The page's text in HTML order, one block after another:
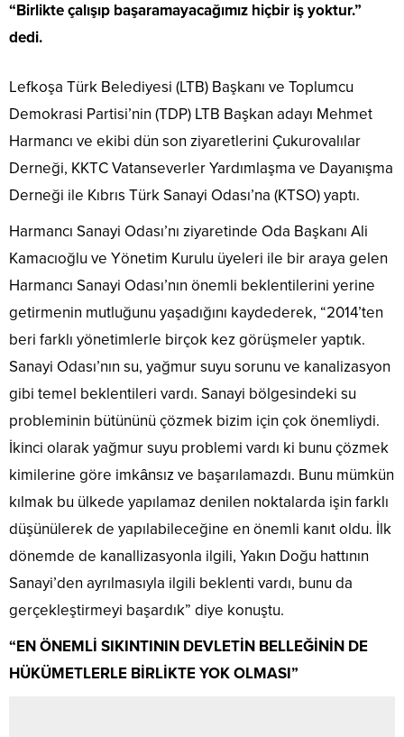
“Birlikte çalışıp başaramayacağımız hiçbir iş yoktur.”
dedi.
Lefkoşa Türk Belediyesi (LTB) Başkanı ve Toplumcu
Demokrasi Partisi’nin (TDP) LTB Başkan adayı Mehmet
Harmancı ve ekibi dün son ziyaretlerini Çukurovalılar
Derneği, KKTC Vatanseverler Yardımlaşma ve Dayanışma
Derneği ile Kıbrıs Türk Sanayi Odası’na (KTSO) yaptı.
Harmancı Sanayi Odası’nı ziyaretinde Oda Başkanı Ali
Kamacıoğlu ve Yönetim Kurulu üyeleri ile bir araya gelen
Harmancı Sanayi Odası’nın önemli beklentilerini yerine
getirmenin mutluğunu yaşadığını kaydederek, “2014’ten
beri farklı yönetimlerle birçok kez görüşmeler yaptık.
Sanayi Odası’nın su, yağmur suyu sorunu ve kanalizasyon
gibi temel beklentileri vardı. Sanayi bölgesindeki su
probleminin bütününü çözmek bizim için çok önemliydi.
İkinci olarak yağmur suyu problemi vardı ki bunu çözmek
kimilerine göre imkȃnsız ve başarılamazdı. Bunu mümkün
kılmak bu ülkede yapılamaz denilen noktalarda işin farklı
düşünülerek de yapılabileceğine en önemli kanıt oldu. İlk
dönemde de kanallizasyonla ilgili, Yakın Doğu hattının
Sanayi’den ayrılmasıyla ilgili beklenti vardı, bunu da
gerçekleştirmeyi başardık” diye konuştu.
“EN ÖNEMLİ SIKINTININ DEVLETİN BELLEĞİNİN DE
HÜKÜMETLERLE BİRLİKTE YOK OLMASI”